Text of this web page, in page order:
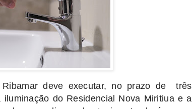
deve executar, no prazo de três
do Residencial Nova Miritiua e a